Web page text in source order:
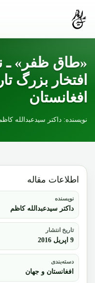
«طاق ظفر» ـ
افتخار بزرگ
افغانستان
نویسنده: داکتر سیدعبدالله کاظم | تاریخ
اطلاعات مقاله
نویسنده
داکتر سیدعبدالله کاظم
تاریخ انتشار
9 اپریل 2016
دسته‌بندی
افغانستان و جهان